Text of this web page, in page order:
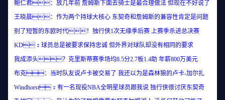
鲍仁君：放几年前 詹姆斯下面去骑士是最合理做法 但现在不好说了
王晓晨：作为两个持球大核心 东契奇和詹姆斯的兼容性肯定是问题
别了短暂的东欧时代！独行侠1次无缘季后赛 上赛季杀进总决赛
KD：球员总是被要求保持忠诚 但外界对球队却没有相同的要求
我成添头？克里斯蒂赛季场均8.5分2.7板1.4助 年薪800万美元
布克：当时队友说卢卡被交易了 我还以为是森林狼的卢卡-加尔扎
Windhorst：有一名现役NBA全明星球员跟我说 独行侠很讨厌东契奇